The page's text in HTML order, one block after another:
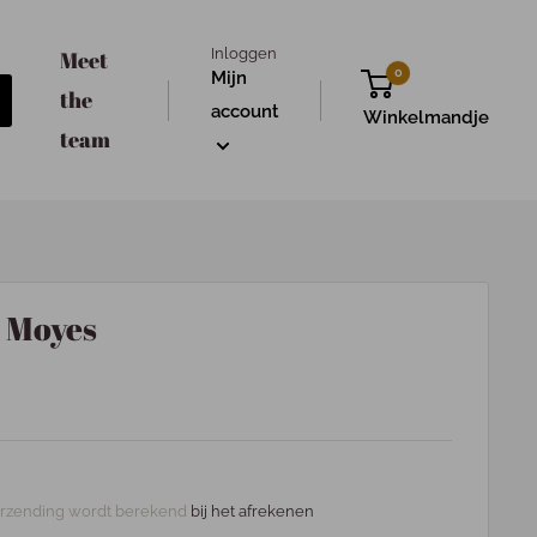
Meet
the
team
Inloggen
Mijn
account
0
Winkelmandje
wordt berekend bij het afrekenen